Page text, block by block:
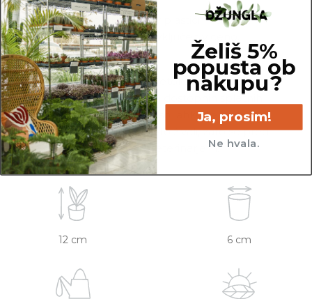
Vse rastline so primarno v plastičnih sadilnih
lončkih. Okrasni lonec ni vključen v ceno.
Rastline so v kategorijo Netoksične/prijazne za
živali uvrščene na podlagi dostopnih spletnih
virov. Netoksične rastline so lahko še vedno
toksične za specifično vrsto živali, zato se pred
nakupom posvetujte z veterinarjem.
12 cm 6 cm
Želiš 5%
popusta ob
nakupu?
Ja, prosim!
Ne hvala.